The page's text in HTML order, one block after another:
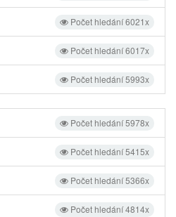
Počet hledání 6021x
Počet hledání 6017x
Počet hledání 5993x
Počet hledání 5978x
Počet hledání 5415x
Počet hledání 5366x
Počet hledání 4814x